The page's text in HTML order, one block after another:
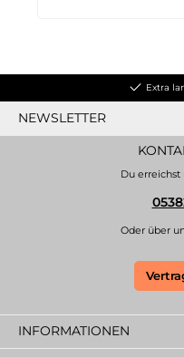
Extra
NEWSLETTER
Du
Oder über
INFORMATIONEN